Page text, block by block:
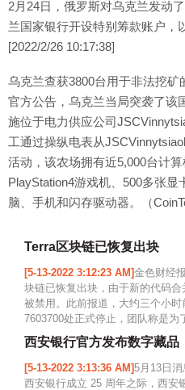
2月24日，俄罗斯对乌克兰发动
兰国家银行开设特别筹款账户‌，
[2022/2/26 10:17:38]
乌克兰查获3800台用于非法挖
官方公告，乌克兰当局突袭了该
施位于电力供应公司
工通过操纵电表从
活动，该农场拥有近5,000台计
PlayStation4游戏机、500多张
脑、手机和闪存驱动器。（
Terra区块链已恢复出块
[5-13-2022 3:12:23 AM]金色财经
块链已恢复出块，由于新的代码
被禁用。此前报道，大约三个小
7603700处正式停止，团队称是为
西安银行官方发布数字藏品
[5-13-2022 3:13:36 AM]5月13日
西安银行成立 25 周年之际，西安